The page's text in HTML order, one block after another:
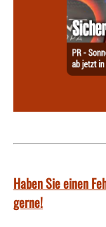
Haben Sie einen
gerne!